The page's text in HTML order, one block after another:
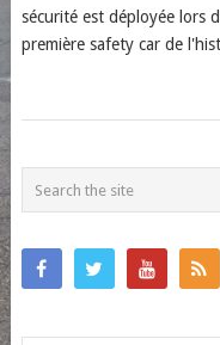
sécurité est déployée lors
première safety car de
POSTS
NAVIGATION